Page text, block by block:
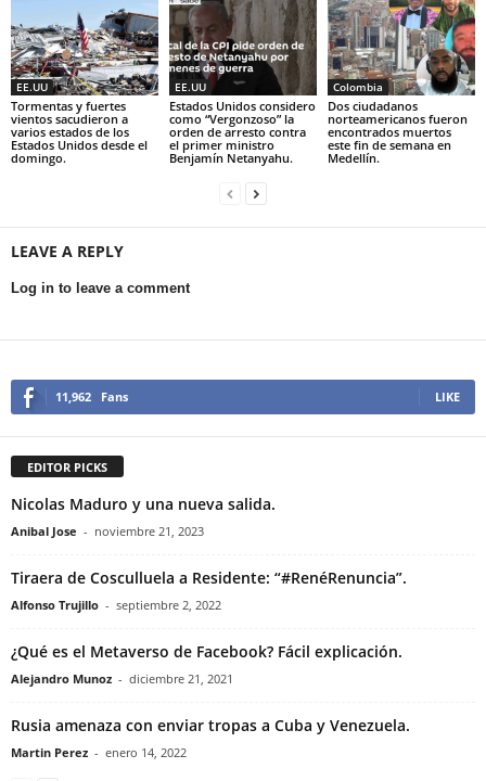
EE.UU
Tormentas y fuertes
vientos sacudieron a
varios estados de los
Estados Unidos desde el
domingo.
EE.UU
Estados Unidos considero
como “Vergonzoso” la
orden de arresto contra
el primer ministro
Benjamín Netanyahu.
Colombia
Dos ciudadanos
norteamericanos fueron
encontrados muertos
este fin de semana en
Medellín.
LEAVE A REPLY
Log in to leave a comment
11,962 Fans LIKE
EDITOR PICKS
Nicolas Maduro y una nueva salida.
Anibal Jose - noviembre 21, 2023
Tiraera de Cosculluela a Residente: “#RenéRenuncia”.
Alfonso Trujillo - septiembre 2, 2022
¿Qué es el Metaverso de Facebook? Fácil explicación.
Alejandro Munoz - diciembre 21, 2021
Rusia amenaza con enviar tropas a Cuba y Venezuela.
Martin Perez - enero 14, 2022